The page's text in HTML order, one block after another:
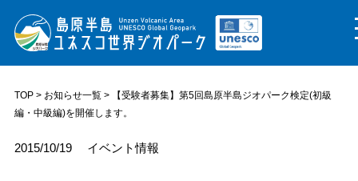
TOP> お知らせ一覧> 【受験者募集】第5回島原半島ジオパーク検定(初級
編・中級編)を開催します。
2015/10/19 イベント情報